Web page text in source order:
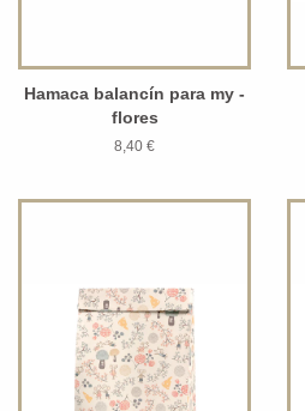
Hamaca balancín para my -
flores
8,40 €